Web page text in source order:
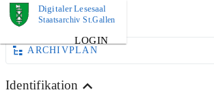
Digitaler Lesesaal
Staatsarchiv St.Gallen
LOGIN
DOKUMENT
ARCHIVPLAN
Identifikation